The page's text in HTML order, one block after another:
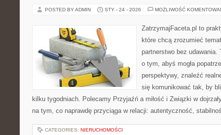
POSTED BY ADMIN STY - 24 - 2026 MOŻLIWOŚĆ
ZatrzymajFaceta.pl to
które chcą zrozumieć
partnerstwo bez udawania.
o tym, abyś mogła
perspektywy, znaleźć
się komunikować tak, by
kilku tygodniach. Polecamy Przyjaźń a miłość i Związki w
na tym, co naprawdę przyciąga w relacji: autentyczność,
CATEGORIES: NIERUCHOMOŚCI